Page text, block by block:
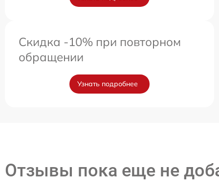
Скидка -10% при повторном
обращении
Узнать подробнее
Отзывы пока еще не